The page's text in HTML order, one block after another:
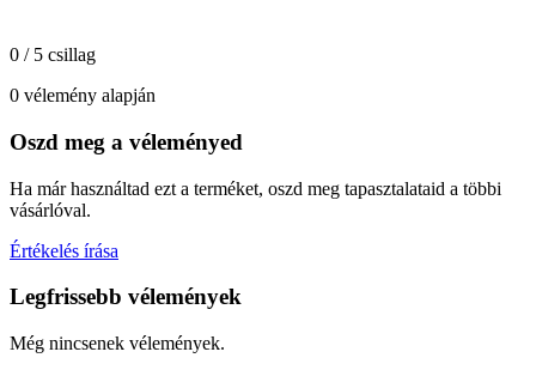
0 / 5 csillag
0 vélemény alapján
Oszd meg a véleményed
Ha már használtad ezt a terméket, oszd meg tapasztalataid a többi
vásárlóval.
Értékelés írása
Legfrissebb vélemények
Még nincsenek vélemények.